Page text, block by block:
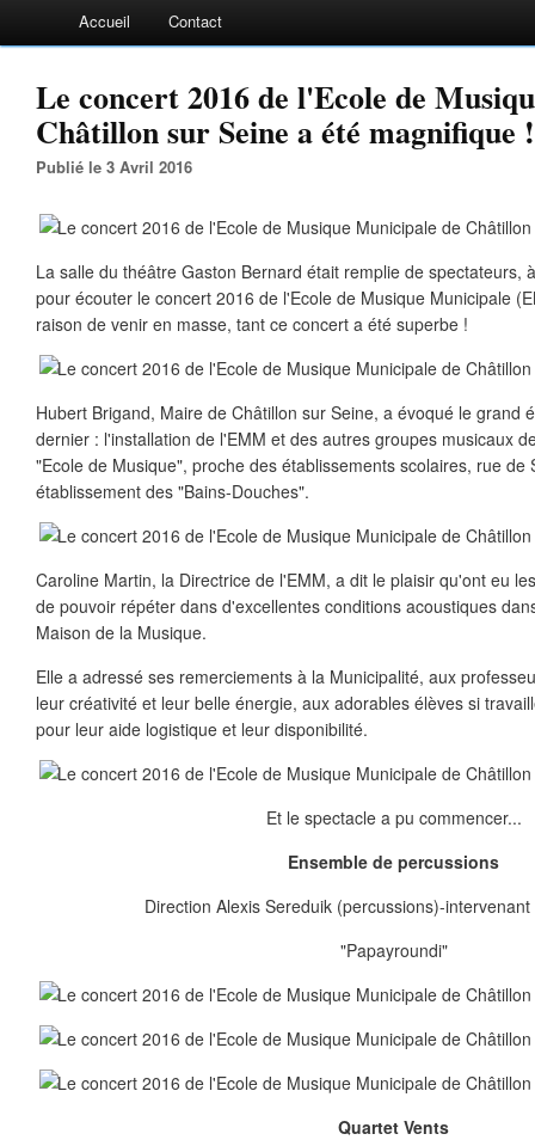
Accueil Contact
Le concert 2016 de l'Ecole de
Châtillon sur Seine a été magnifique !
Publié le 3 Avril 2016
La salle du théâtre Gaston Bernard était remplie de spectateurs,
pour écouter le concert 2016 de l'Ecole de Musique Municipale
raison de venir en masse, tant ce concert a été superbe !
Hubert Brigand, Maire de Châtillon sur Seine, a évoqué le grand
dernier : l'installation de l'EMM et des autres groupes musicaux
"Ecole de Musique", proche des établissements scolaires, rue de
établissement des "Bains-Douches".
Caroline Martin, la Directrice de l'EMM, a dit le plaisir qu'ont eu
de pouvoir répéter dans d'excellentes conditions acoustiques
Maison de la Musique.
Elle a adressé ses remerciements à la Municipalité, aux
leur créativité et leur belle énergie, aux adorables élèves si
pour leur aide logistique et leur disponibilité.
Et le spectacle a pu commencer...
Ensemble de percussions
Direction Alexis Sereduik (percussions)-
"Papayroundi"
Quartet Vents